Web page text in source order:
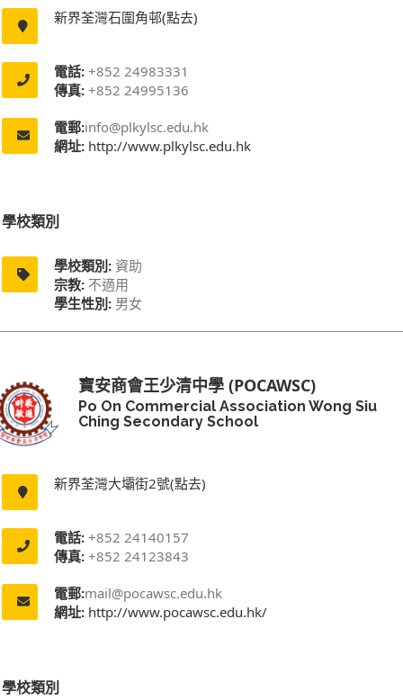
新界荃灣石圍角邨(點去)
電話: +852 24983331
傳真: +852 24995136
電郵:info@plkylsc.edu.hk
網址: http://www.plkylsc.edu.hk
學校類別
學校類別: 資助
宗教: 不適用
學生性別: 男女
寶安商會王少清中學 (POCAWSC)
Po On Commercial Association Wong Siu
Ching Secondary School
新界荃灣大壩街2號(點去)
電話: +852 24140157
傳真: +852 24123843
電郵:mail@pocawsc.edu.hk
網址: http://www.pocawsc.edu.hk/
學校類別